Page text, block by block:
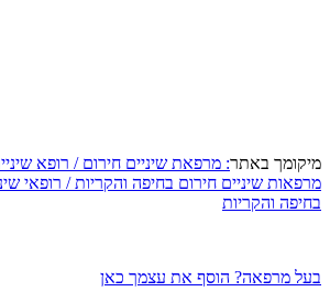
באתר: מרפאת שיניים חירום / רופא שיניים
שיניים חירום בחיפה והקריות / רופאי
והקריות
מרפאה? הוסף את עצמך כאן